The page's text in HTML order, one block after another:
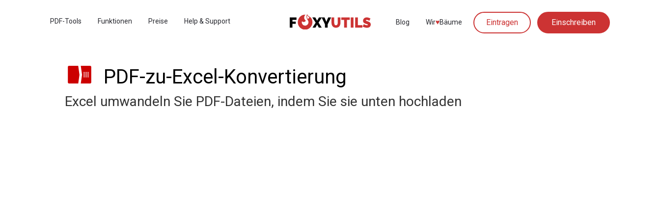
PDF-Tools Funktionen Preise Help & Support Blog Wir♥︎Bäume Eintragen Einschreiben
PDF-zu-Excel-Konvertierung
Excel umwandeln Sie PDF-Dateien, indem Sie sie unten hochladen